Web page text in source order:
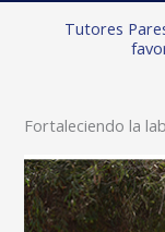
Tutores
Fortaleciendo la